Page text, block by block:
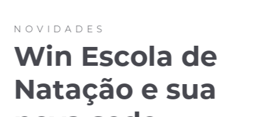
NOVIDADES
Win Escola de
Natação e sua